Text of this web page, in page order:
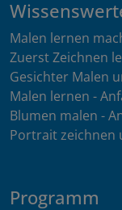
Malen lernen
Zuerst Zeichnen
Gesichter Malen
Malen lernen -
Blumen malen -
Portrait zeichnen
Programm